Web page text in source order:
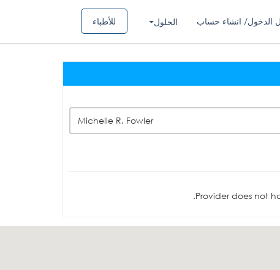
للأطباء الحلول الدخول/ انشاء حساب
Michelle R. Fowler
Provider does not